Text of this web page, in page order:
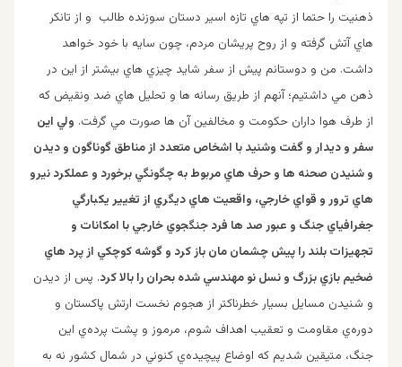
ذهنيت را حتما از تپه هاي تازه اسير دستان سوزنده طالب و از تانكر
هاي آتش گرفته و از روح پريشان مردم، چون سايه با خود خواهد
داشت. من و دوستانم پيش از سفر شايد چيزي هاي بيشتر از اين در
ذهن مي داشتيم؛ آنهم از طريق رسانه ها و تحليل هاي ضد ونقيض كه
از طرف هوا داران حكومت و مخالفين آن ها صورت مي گرفت. ولي اين
سفر و ديدار و گفت وشنيد با اشخاص متعدد از مناطق گوناگون و ديدن
و شنيدن صحنه ها و حرف هاي مربوط به چگونگي برخورد و عملكرد نيرو
هاي ترور و قواي خارجي، واقعيت هاي ديگري از تغيير يكبارگي
جغرافياي جنگ و عبور صد ها فرد جنگجوي خارجي با امكانات و
تجهيزات بلند را پيش چشمان مان باز كرد و گوشه كوچكي از پرد هاي
ضخيم بازي بزرگ و نسل نو مهندسي شده بحران را بالا كرد. پس از ديدن
و شنيدن مسايل بسيار خطرناكتر از هجوم نخست ارتش پاكستان و
دوره‌ي مقاومت و تعقيب اهداف شوم، مرموز و پشت پرده‌ي اين
جنگ، متيقين شديم كه اوضاع پيچيده‌ي كنوني در شمال كشور نه به